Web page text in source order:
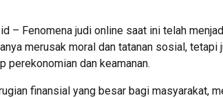
– Fenomena judi online saat ini telah
merusak moral dan tatanan sosial, tetapi
perekonomian dan keamanan.
finansial yang besar bagi masyarakat,